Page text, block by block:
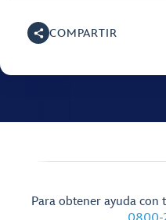
COMPARTIR
Para obtener ayuda con